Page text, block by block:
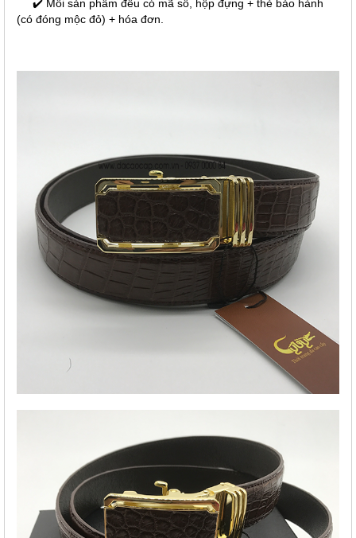
✔️ Mỗi sản phẩm đều có mã số, hộp đựng + thẻ bảo hành
(có đóng mộc đỏ) + hóa đơn.